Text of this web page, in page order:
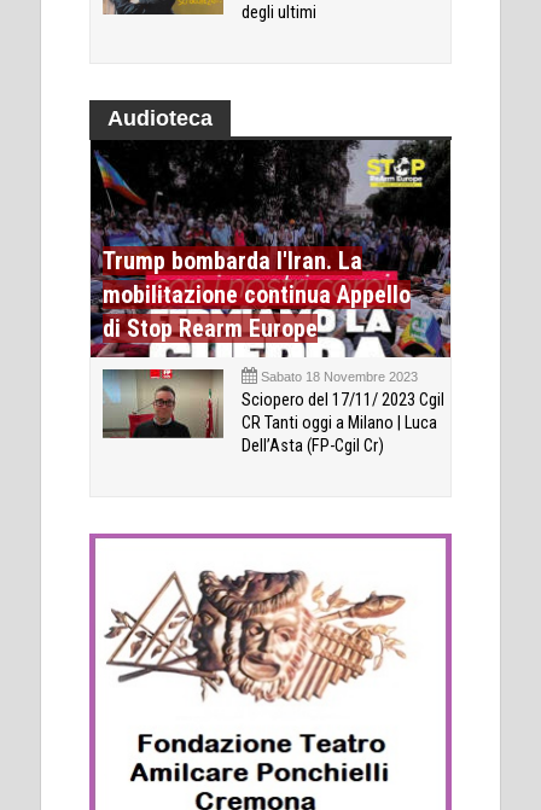
degli ultimi
Audioteca
Trump bombarda l'Iran. La
mobilitazione continua Appello
di Stop Rearm Europe
Sabato 18 Novembre 2023
Sciopero del 17/11/ 2023 Cgil
CR Tanti oggi a Milano | Luca
Dell’Asta (FP-Cgil Cr)